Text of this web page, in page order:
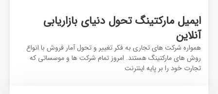
ایمیل مارکتینگ تحول دنیای بازاریابی
آنلاین
همواره شرکت های تجاری به فکر تغییر و تحول آمار فروش با انواع
روش های مارکتینگ هستند. امروز تمام شرکت ها و موسساتی که
تجارت خود را بر پایه اینترنت